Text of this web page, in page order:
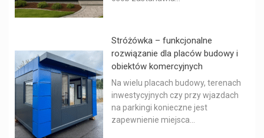
Stróżówka – funkcjonalne
rozwiązanie dla placów budowy i
obiektów komercyjnych
Na wielu placach budowy, terenach
inwestycyjnych czy przy wjazdach
na parkingi konieczne jest
zapewnienie miejsca...